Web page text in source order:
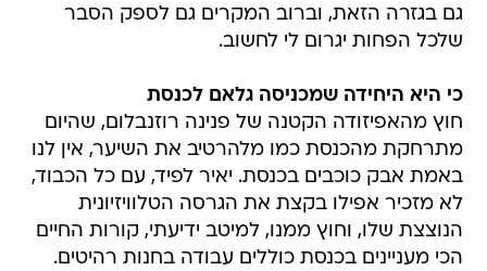
גם בגזרה הזאת, וברוב המקרים גם לספק הסבר
שלכל הפחות יגרום לי לחשוב.
כי היא היחידה שמכניסה גלאם לכנסת
חוץ מהאפיזודה הקטנה של פנינה רוזנבלום, שהיום
מתרחקת מהכנסת כמו מלהרטיב את השיער, אין לנו
באמת אבק כוכבים בכנסת. יאיר לפיד, עם כל הכבוד,
לא מזכיר אפילו בקצת את הגרסה הטלוויזיונית
הנוצצת שלו, וחוץ ממנו, למיטב ידיעתי, קורות החיים
הכי מעניינים בכנסת כוללים עבודה בחנות רהיטים.